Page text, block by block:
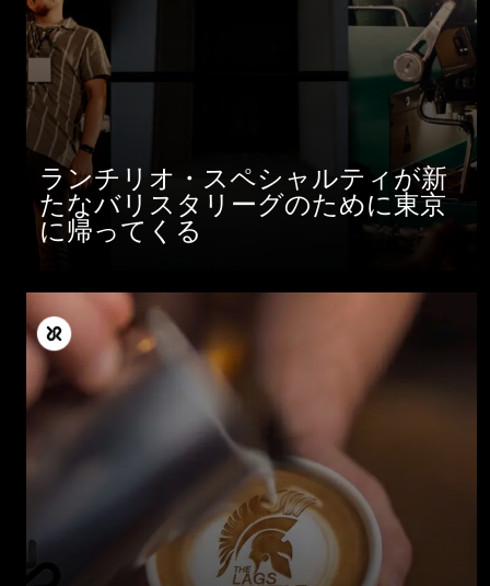
ランチリオ・スペシャルティが新
たなバリスタリーグのために東京
に帰ってくる